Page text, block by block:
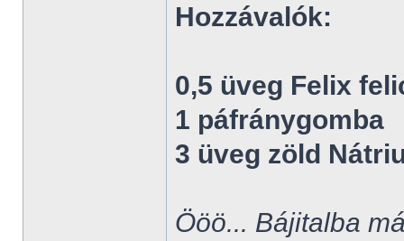
Hozzávalók:
0,5 üveg Felix
1 páfránygomba
3 üveg zöld
Ööö... Bájitalba